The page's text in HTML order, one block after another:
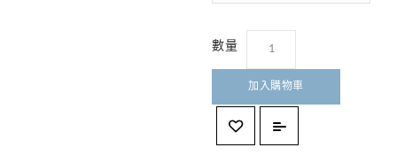
數量
加入購物車